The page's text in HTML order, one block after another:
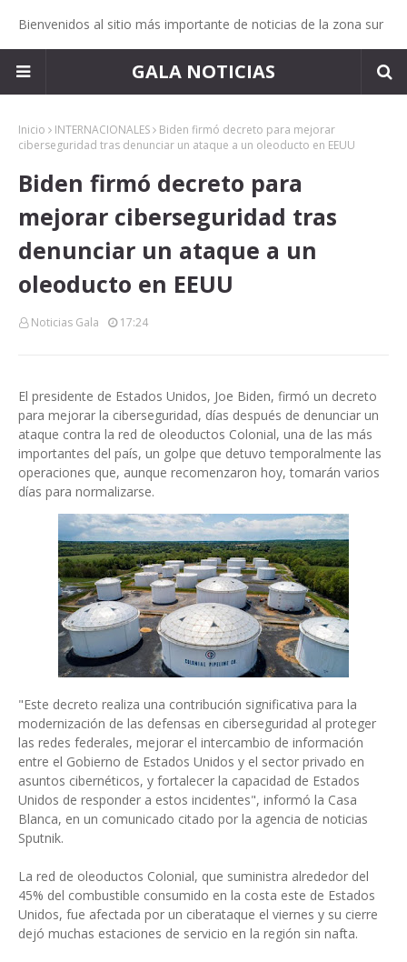
Bienvenidos al sitio más importante de noticias de la zona sur
GALA NOTICIAS
Inicio INTERNACIONALES
Biden firmó decreto para mejorar
ciberseguridad tras denunciar un ataque a un oleoducto en EEUU
Biden firmó decreto para
mejorar ciberseguridad tras
denunciar un ataque a un
oleoducto en EEUU
Noticias Gala 17:24
El presidente de Estados Unidos, Joe Biden, firmó un decreto
para mejorar la ciberseguridad, días después de denunciar un
ataque contra la red de oleoductos Colonial, una de las más
importantes del país, un golpe que detuvo temporalmente las
operaciones que, aunque recomenzaron hoy, tomarán varios
días para normalizarse.
"Este decreto realiza una contribución significativa para la
modernización de las defensas en ciberseguridad al proteger
las redes federales, mejorar el intercambio de información
entre el Gobierno de Estados Unidos y el sector privado en
asuntos cibernéticos, y fortalecer la capacidad de Estados
Unidos de responder a estos incidentes", informó la Casa
Blanca, en un comunicado citado por la agencia de noticias
Sputnik.
La red de oleoductos Colonial, que suministra alrededor del
45% del combustible consumido en la costa este de Estados
Unidos, fue afectada por un ciberataque el viernes y su cierre
dejó muchas estaciones de servicio en la región sin nafta.